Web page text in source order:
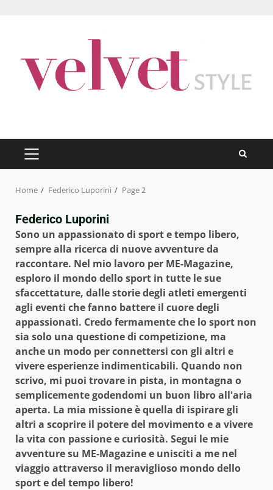
PRIMARY
MENU
Home Federico Luporini Page 2
Federico Luporini
Sono un appassionato di sport e tempo libero,
sempre alla ricerca di nuove avventure da
raccontare. Nel mio lavoro per ME-Magazine,
esploro il mondo dello sport in tutte le sue
sfaccettature, dalle storie degli atleti emergenti
agli eventi che fanno battere il cuore degli
appassionati. Credo fermamente che lo sport non
sia solo una questione di competizione, ma
anche un modo per connettersi con gli altri e
vivere esperienze indimenticabili. Quando non
scrivo, mi puoi trovare in pista, in montagna o
semplicemente godendomi un buon libro all'aria
aperta. La mia missione è quella di ispirare gli
altri a scoprire il potere del movimento e a vivere
la vita con passione e curiosità. Segui le mie
avventure su ME-Magazine e unisciti a me nel
viaggio attraverso il meraviglioso mondo dello
sport e del tempo libero!